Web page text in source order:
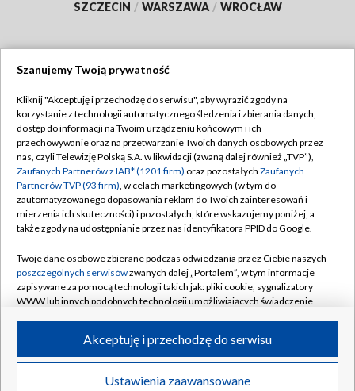
SZCZECIN / WARSZAWA / WROCŁAW
TVP
Abonament TVP
Emisja w TVP
Centrum informacji TVP
Naziemna Telewizja Cyfrowa
Rada Programowa
System NOS
Informacje o nadawcy
Program dla prasy
Regulamin TVP
Polityka prywatności
Moje zgody
Pomoc
Kontakt
Kanały
©2026 Telewizja Polska S.A. w likwidacji
Szanujemy Twoją prywatność
Kliknij "Akceptuję i przechodzę do serwisu", aby wyrazić zgody na
korzystanie z technologii automatycznego śledzenia i zbierania danych,
dostęp do informacji na Twoim urządzeniu końcowym i ich
przechowywanie oraz na przetwarzanie Twoich danych osobowych przez
nas, czyli Telewizję Polską S.A. w likwidacji (zwaną dalej również „TVP”),
Zaufanych Partnerów z IAB* (1201 firm) oraz pozostałych Zaufanych
Partnerów TVP (93 firm), w celach marketingowych (w tym do
zautomatyzowanego dopasowania reklam do Twoich zainteresowań i
mierzenia ich skuteczności) i pozostałych, które wskazujemy poniżej, a
także zgody na udostępnianie przez nas identyfikatora PPID do Google.
Twoje dane osobowe zbierane podczas odwiedzania przez Ciebie naszych
poszczególnych serwisówzwanych dalej „Portalem”, w tym informacje
zapisywane za pomocą technologii takich jak: pliki cookie, sygnalizatory
WWW lub innych podobnych technologii umożliwiających świadczenie
ruchu w Internecie.
Twoje dane osobowe zbierane podczas odwiedzania przez Ciebie
poszczególnych serwisówna Portalu, takie jak adresy IP, identyfikatory
Ustawienia zaawansowane
Akceptuję i przechodzę do serwisu